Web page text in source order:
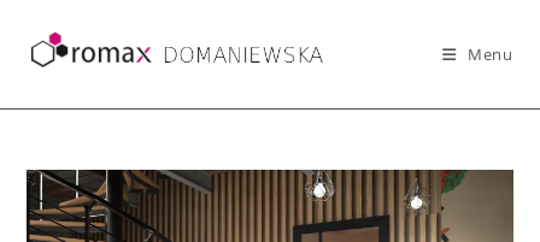
content
Menu